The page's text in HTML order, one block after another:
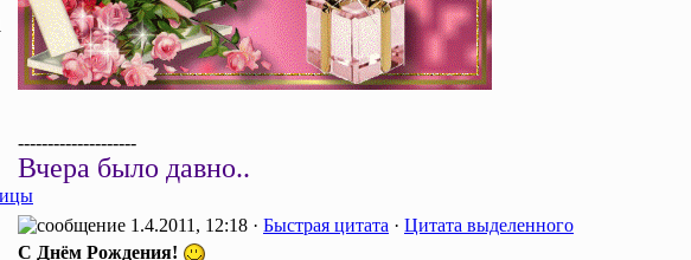
--------------------
Вчера было давно..
1.4.2011, 12:18 · Быстрая цитата · Цитата выделенного
С Днём Рождения!